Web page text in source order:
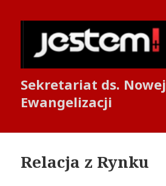
Sekretariat ds. Nowej
Ewangelizacji
Relacja z Rynku